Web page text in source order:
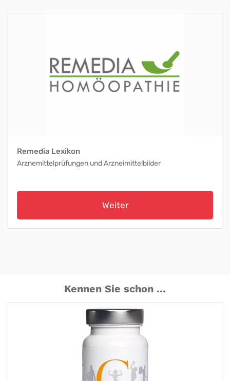
Remedia Lexikon
Arznemittelprüfungen und Arzneimittelbilder
Weiter
Kennen Sie schon ...